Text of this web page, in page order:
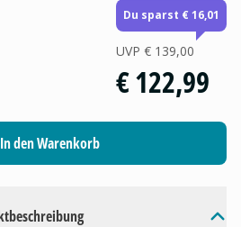
Du sparst € 16,01
UVP € 139,00
€ 122,99
In den Warenkorb